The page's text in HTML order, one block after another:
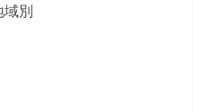
域別